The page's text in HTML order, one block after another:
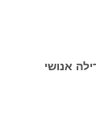
אנושי